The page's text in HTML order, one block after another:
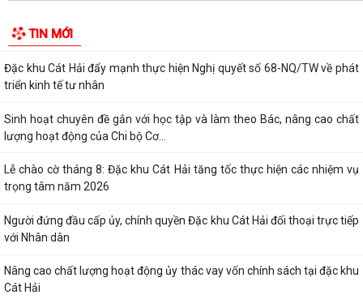
TIN MỚI
dùng tiền mặt trong lĩnh vực du...
Đặc khu Cát Hải đẩy mạnh thực hiện Nghị quyết số 68-NQ/TW về phát
triển kinh tế tư nhân
Sinh hoạt chuyên đề gắn với học tập và làm theo Bác, nâng cao chất
lượng hoạt động của Chi bộ Cơ...
Lễ chào cờ tháng 8: Đặc khu Cát Hải tăng tốc thực hiện các nhiệm vụ
trọng tâm năm 2026
Người đứng đầu cấp ủy, chính quyền Đặc khu Cát Hải đối thoại trực tiếp
với Nhân dân
Nâng cao chất lượng hoạt động ủy thác vay vốn chính sách tại đặc khu
Cát Hải